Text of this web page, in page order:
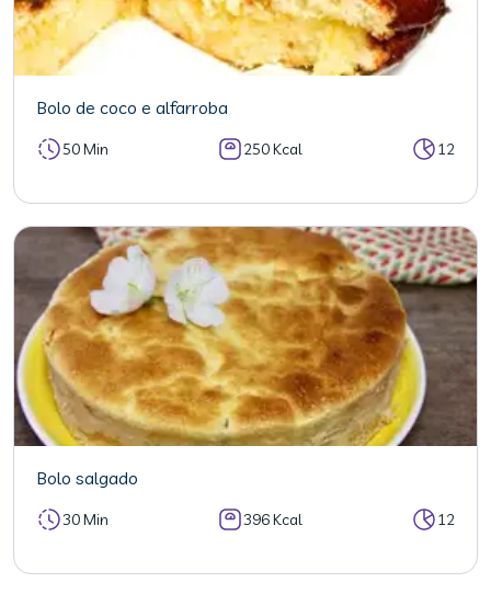
Bolo de coco e alfarroba
50 Min 250 Kcal 12
Bolo salgado
30 Min 396 Kcal 12